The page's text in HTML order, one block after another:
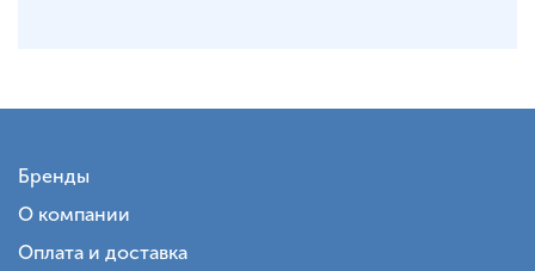
Бренды
О компании
Оплата и доставка